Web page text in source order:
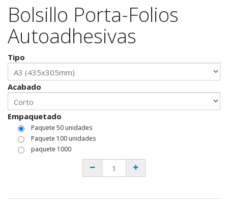
Bolsillo Porta-Folios
Autoadhesivas
Tipo
Acabado
Empaquetado
Paquete 50 unidades
Paquete 100 unidades
paquete 1000